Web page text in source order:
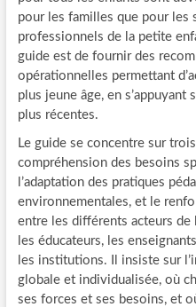
pour les familles que pour les
professionnels de la petite
guide est de fournir des
opérationnelles permettant
plus jeune âge, en
plus récentes.
Le guide se concentre sur
compréhension des besoins
l’adaptation des pratiques
environnementales, et le
entre les différents acteurs de
les éducateurs, les
les institutions. Il insiste sur
globale et individualisée, où
ses forces et ses besoins, et